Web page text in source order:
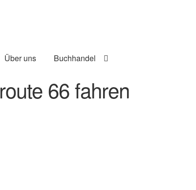
Über uns Buchhandel
route 66 fahren